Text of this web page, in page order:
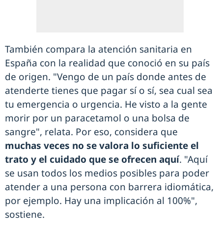
También compara la atención sanitaria en
España con la realidad que conoció en su país
de origen. "Vengo de un país donde antes de
atenderte tienes que pagar sí o sí, sea cual sea
tu emergencia o urgencia. He visto a la gente
morir por un paracetamol o una bolsa de
sangre", relata. Por eso, considera que
muchas veces no se valora lo suficiente el
trato y el cuidado que se ofrecen aquí. "Aquí
se usan todos los medios posibles para poder
atender a una persona con barrera idiomática,
por ejemplo. Hay una implicación al 100%",
sostiene.